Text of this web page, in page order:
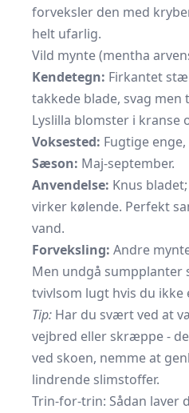
forveksler den med
helt ufarlig.
Vild mynte (mentha
Kendetegn: Firkantet
takkede blade, svag
Lyslilla blomster i
Voksested: Fugtige
Sæson: Maj-september.
Anvendelse: Knus
virker kølende. Perfekt
vand.
Forveksling: Andre
Men undgå sumpplanter
tvivlsom lugt hvis du ikke
Tip: Har du svært ved at
vejbred eller skræppe -
ved skoen, nemme at
lindrende slimstoffer.
Trin-for-trin: Sådan laver